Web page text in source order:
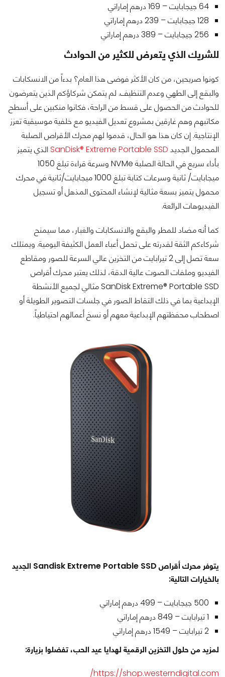
64 جيجابايت – 169 درهم إماراتي
128 جيجابايت – 239 درهم إماراتي
256 جيجابايت – 389 درهم إماراتي
للشريك الذي يتعرض للكثير من الحوادث
كونوا صريحين، من كان الأكثر فوضى هذا العام؟ بدءاً من الانسكابات
والبقع إلى الطهي وعدم التنظيف. لم يتمكن شركاؤكم الذين يتعرضون
للحوادث من الحصول على قسط من الراحة، فكانوا منكبين على أسطح
مكاتبهم وهم غارقين بمشروع تعديل الفيديو مع خلفية موسيقية تعزز
الإنتاجية. إن كان هذا هو الحال، قدموا لهم محرك الأقراص الصلبة
المحمول الجديد SanDisk® Extreme Portable SSDالذي يتميز
بأداء سريع في الحالة الصلبة NVMe وسرعة قراءة تبلغ 1050
ميجابايت/ ثانية وسرعات كتابة تبلغ 1000 ميجابايت/ثانية في محرك
محمول يتميز بسعة مثالية لإنشاء المحتوى المذهل أو تسجيل
الفيديوهات الرائعة.
كما أنه مضاد للمطر والبقع والانسكابات والغبار، مما سيمنح
شركاءكم الثقة لقدرته على تحمل أعباء العمل الكثيفة اليومية. ويمتلك
سعة تصل إلى 2 تيرابايت من التخزين عالي السرعة للصور ومقاطع
الفيديو وملفات الصوت عالية الدقة، لذلك يعتبر محرك أقراص
SanDisk Extreme® Portable SSD مثالي لجميع الأنشطة
الإبداعية بما في ذلك التقاط الصور في جلسات التصوير الطويلة أو
اصطحاب محفظتهم الإبداعية معهم أو نسخ أعمالهم احتياطياً.
يتوفر محرك أقراص Sandisk Extreme Portable SSD الجديد
بالخيارات التالية:
500 جيجابايت – 499 درهم إماراتي
1 تيرابايت – 849 درهم إماراتي
2 تيرابايت – 1549 درهم إماراتي
لمزيد من حلول التخزين الرقمية لهدايا عيد الحب، تفضلوا بزيارة:
https://shop.westerndigital.com/